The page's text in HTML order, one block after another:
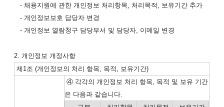
- 채용지원에 관한 개인정보 처리항목, 처리목적, 보유기간 추가
- 개인정보보호 담당자 변경
- 개인정보 열람청구 담당부서 및 담당자, 이메일 변경
2. 개인정보 개정사항
제1조 (개인정보의 처리 항목, 목적, 보유기간)
④ 각각의 개인정보 처리 항목, 목적 및 보유 기간
은 다음과 같습니다.